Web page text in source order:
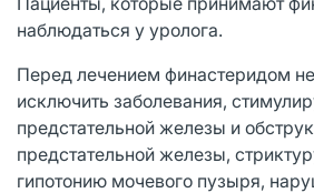
наблюдаться у уролога.
Перед лечением финастеридом
исключить заболевания,
предстательной железы и
предстательной железы,
гипотонию мочевого пузыря,